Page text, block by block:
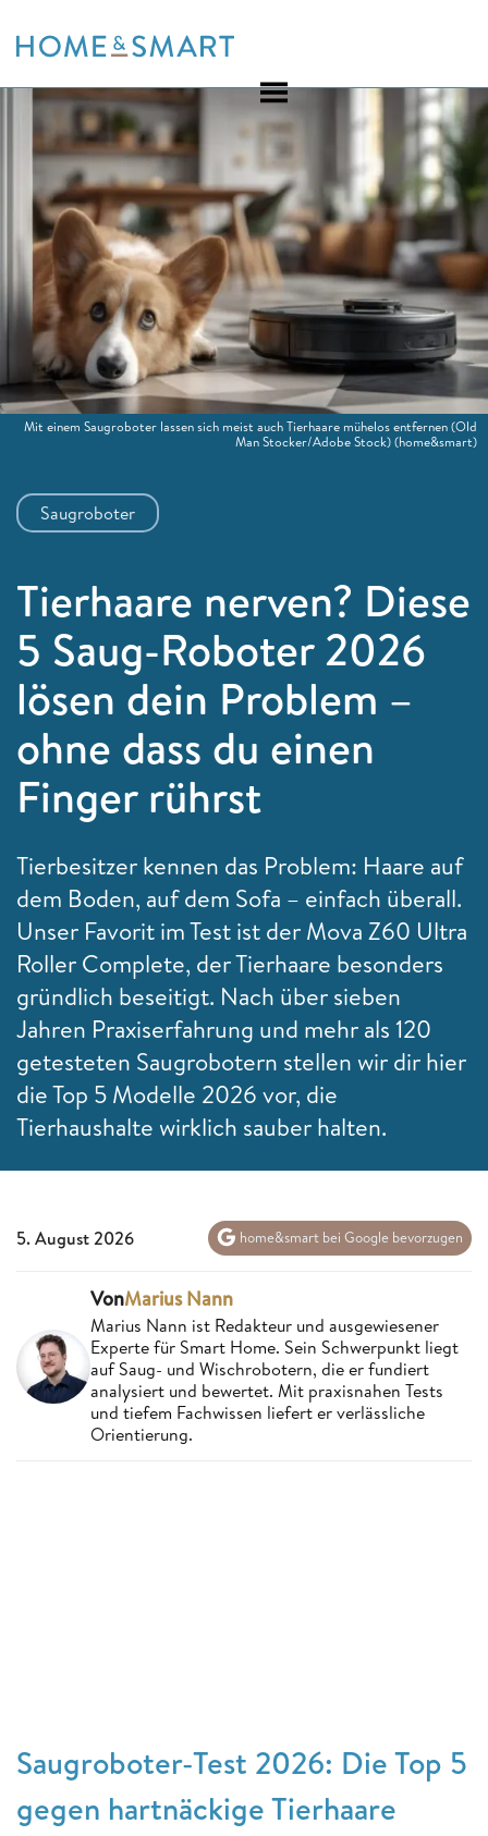
to
Saugroboter
Tierhaare nerven? Diese
5 Saug-Roboter 2026
lösen dein Problem –
ohne dass du einen
Finger rührst
Tierbesitzer kennen das Problem: Haare auf
dem Boden, auf dem Sofa – einfach überall.
Unser Favorit im Test ist der Mova Z60 Ultra
Roller Complete, der Tierhaare besonders
gründlich beseitigt. Nach über sieben
Jahren Praxiserfahrung und mehr als 120
getesteten Saugrobotern stellen wir dir hier
die Top 5 Modelle 2026 vor, die
Tierhaushalte wirklich sauber halten.
Mit einem Saugroboter lassen sich meist auch Tierhaare mühelos entfernen (Old
Man Stocker/Adobe Stock)(home&smart)
5. August 2026 home&smart bei Google bevorzugen
VonMarius Nann
Marius Nann ist Redakteur und ausgewiesener
Experte für Smart Home. Sein Schwerpunkt liegt
auf Saug- und Wischrobotern, die er fundiert
analysiert und bewertet. Mit praxisnahen Tests
und tiefem Fachwissen liefert er verlässliche
Orientierung.
Saugroboter-Test 2026: Die Top 5
gegen hartnäckige Tierhaare